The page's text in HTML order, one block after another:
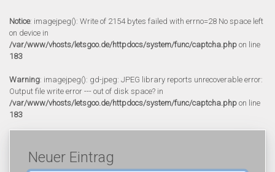
Notice: imagejpeg(): Write of 2154 bytes failed with errno=28 No space left
on device in
/var/www/vhosts/letsgoo.de/httpdocs/system/func/captcha.php on line
183
Warning: imagejpeg(): gd-jpeg: JPEG library reports unrecoverable error:
Output file write error --- out of disk space? in
/var/www/vhosts/letsgoo.de/httpdocs/system/func/captcha.php on line
183
Neuer Eintrag